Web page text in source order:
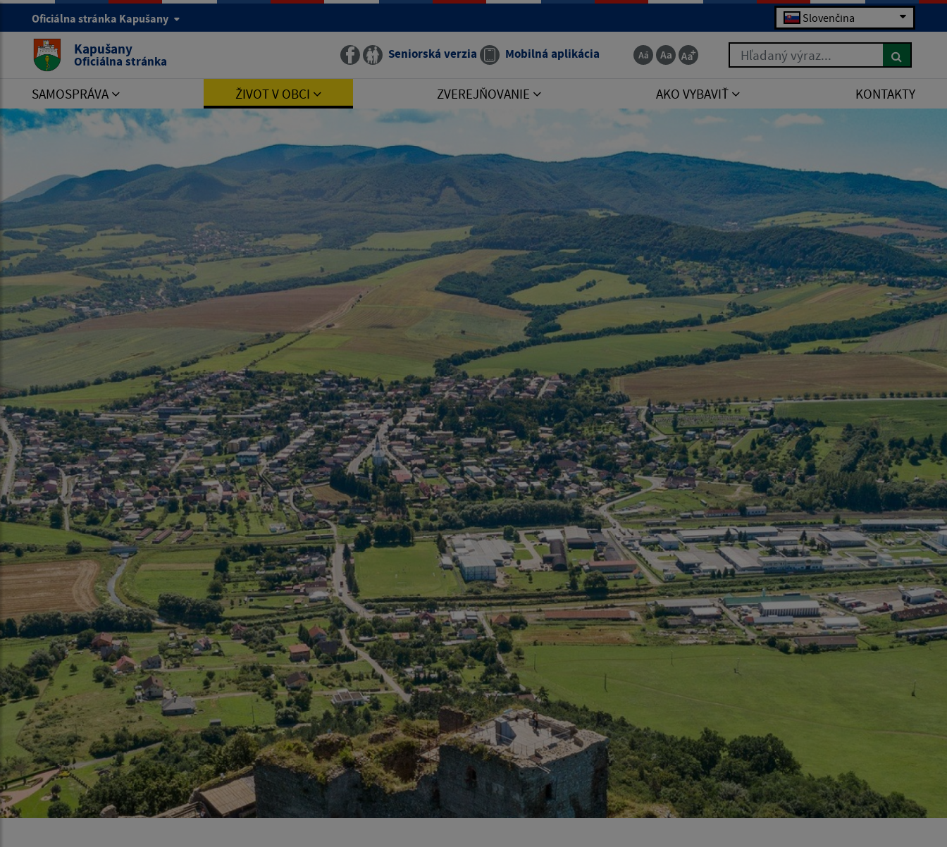
Oficiálna stránka Kapušany Slovenčina
Kapušany
Oficiálna stránka Seniorská verzia Mobilná aplikácia Hľadaný výraz...
SAMOSPRÁVA ŽIVOT V OBCI ZVEREJŇOVANIE AKO VYBAVIŤ KONTAKTY